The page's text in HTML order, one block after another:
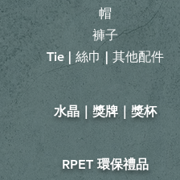
帽
褲子
Tie | 絲巾 | 其他配件
​水晶｜獎牌｜獎杯
RPET 環保禮品